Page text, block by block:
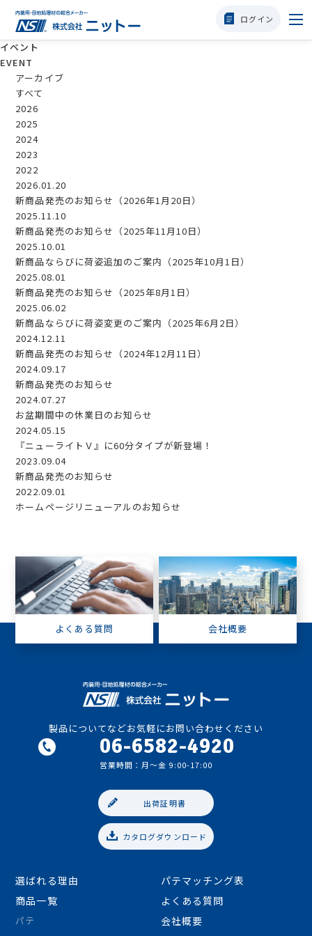
ログイン
06-6582-4920
営業時間：月〜金 9:00-17:00
選ばれる理由
商品一覧
タフクラック・P
使用方法
職人様の声
会社概要
よくある質問
カタログダウンロード
イベント
EVENT
アーカイブ
すべて
2026
2025
2024
2023
2022
2026.01.20
新商品発売のお知らせ（2026年1月20日）
2025.11.10
新商品発売のお知らせ（2025年11月10日）
2025.10.01
新商品ならびに荷姿追加のご案内（2025年10月1日）
2025.08.01
新商品発売のお知らせ（2025年8月1日）
2025.06.02
新商品ならびに荷姿変更のご案内（2025年6月2日）
2024.12.11
新商品発売のお知らせ（2024年12月11日）
2024.09.17
新商品発売のお知らせ
2024.07.27
お盆期間中の休業日のお知らせ
2024.05.15
『ニューライトＶ』に60分タイプが新登場！
2023.09.04
新商品発売のお知らせ
2022.09.01
ホームページリニューアルのお知らせ
よくある質問 会社概要
製品についてなどお気軽にお問い合わせください
06-6582-4920
営業時間：月〜金 9:00-17:00
出荷証明書
カタログダウンロード
選ばれる理由
商品一覧
パテ
パテマッチング表
よくある質問
会社概要